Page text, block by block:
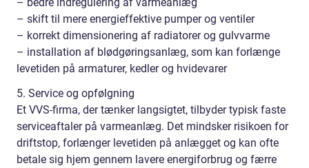
– skift til mere energieffektive pumper og ventiler
– korrekt dimensionering af radiatorer og gulvvarme
– installation af blødgøringsanlæg, som kan forlænge
levetiden på armaturer, kedler og hvidevarer
5. Service og opfølgning
Et VVS-firma, der tænker langsigtet, tilbyder typisk faste
serviceaftaler på varmeanlæg. Det mindsker risikoen for
driftstop, forlænger levetiden på anlægget og kan ofte
betale sig hjem gennem lavere energiforbrug og færre